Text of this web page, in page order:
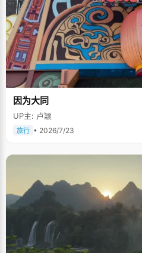
因为大同
UP主: 卢颖
旅行 • 2026/7/23